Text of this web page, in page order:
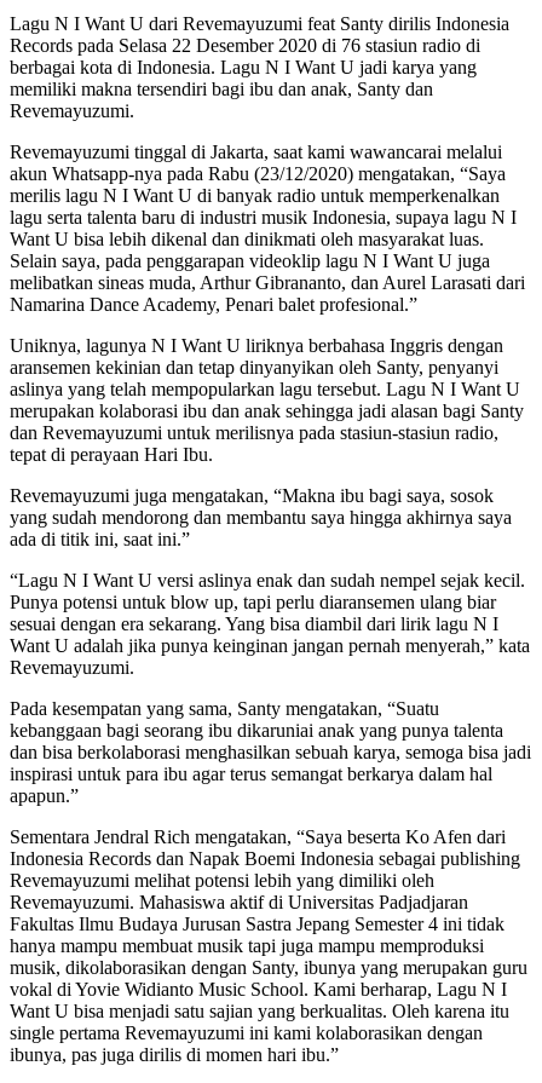
Lagu N I Want U dari Revemayuzumi feat Santy dirilis Indonesia
Records pada Selasa 22 Desember 2020 di 76 stasiun radio di
berbagai kota di Indonesia. Lagu N I Want U jadi karya yang
memiliki makna tersendiri bagi ibu dan anak, Santy dan
Revemayuzumi.
Revemayuzumi tinggal di Jakarta, saat kami wawancarai melalui
akun Whatsapp-nya pada Rabu (23/12/2020) mengatakan, “Saya
merilis lagu N I Want U di banyak radio untuk memperkenalkan
lagu serta talenta baru di industri musik Indonesia, supaya lagu N I
Want U bisa lebih dikenal dan dinikmati oleh masyarakat luas.
Selain saya, pada penggarapan videoklip lagu N I Want U juga
melibatkan sineas muda, Arthur Gibrananto, dan Aurel Larasati dari
Namarina Dance Academy, Penari balet profesional.”
Uniknya, lagunya N I Want U liriknya berbahasa Inggris dengan
aransemen kekinian dan tetap dinyanyikan oleh Santy, penyanyi
aslinya yang telah mempopularkan lagu tersebut. Lagu N I Want U
merupakan kolaborasi ibu dan anak sehingga jadi alasan bagi Santy
dan Revemayuzumi untuk merilisnya pada stasiun-stasiun radio,
tepat di perayaan Hari Ibu.
Revemayuzumi juga mengatakan, “Makna ibu bagi saya, sosok
yang sudah mendorong dan membantu saya hingga akhirnya saya
ada di titik ini, saat ini.”
“Lagu N I Want U versi aslinya enak dan sudah nempel sejak kecil.
Punya potensi untuk blow up, tapi perlu diaransemen ulang biar
sesuai dengan era sekarang. Yang bisa diambil dari lirik lagu N I
Want U adalah jika punya keinginan jangan pernah menyerah,” kata
Revemayuzumi.
Pada kesempatan yang sama, Santy mengatakan, “Suatu
kebanggaan bagi seorang ibu dikaruniai anak yang punya talenta
dan bisa berkolaborasi menghasilkan sebuah karya, semoga bisa jadi
inspirasi untuk para ibu agar terus semangat berkarya dalam hal
apapun.”
Sementara Jendral Rich mengatakan, “Saya beserta Ko Afen dari
Indonesia Records dan Napak Boemi Indonesia sebagai publishing
Revemayuzumi melihat potensi lebih yang dimiliki oleh
Revemayuzumi. Mahasiswa aktif di Universitas Padjadjaran
Fakultas Ilmu Budaya Jurusan Sastra Jepang Semester 4 ini tidak
hanya mampu membuat musik tapi juga mampu memproduksi
musik, dikolaborasikan dengan Santy, ibunya yang merupakan guru
vokal di Yovie Widianto Music School. Kami berharap, Lagu N I
Want U bisa menjadi satu sajian yang berkualitas. Oleh karena itu
single pertama Revemayuzumi ini kami kolaborasikan dengan
ibunya, pas juga dirilis di momen hari ibu.”